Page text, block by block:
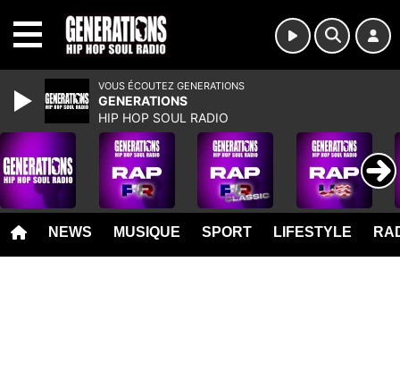
NEWS MUSIQUE SPORT LIFESTYLE
VOUS ÉCOUTEZ GENERATIONS
GENERATIONS
HIP HOP SOUL RADIO